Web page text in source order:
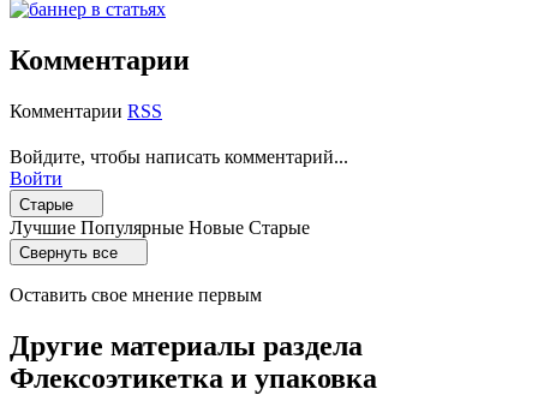
Комментарии
Комментарии RSS
Войдите, чтобы написать комментарий...
Войти
Старые
Лучшие Популярные Новые Старые
Свернуть все
Оставить свое мнение первым
Другие материалы раздела
Флексоэтикетка и упаковка